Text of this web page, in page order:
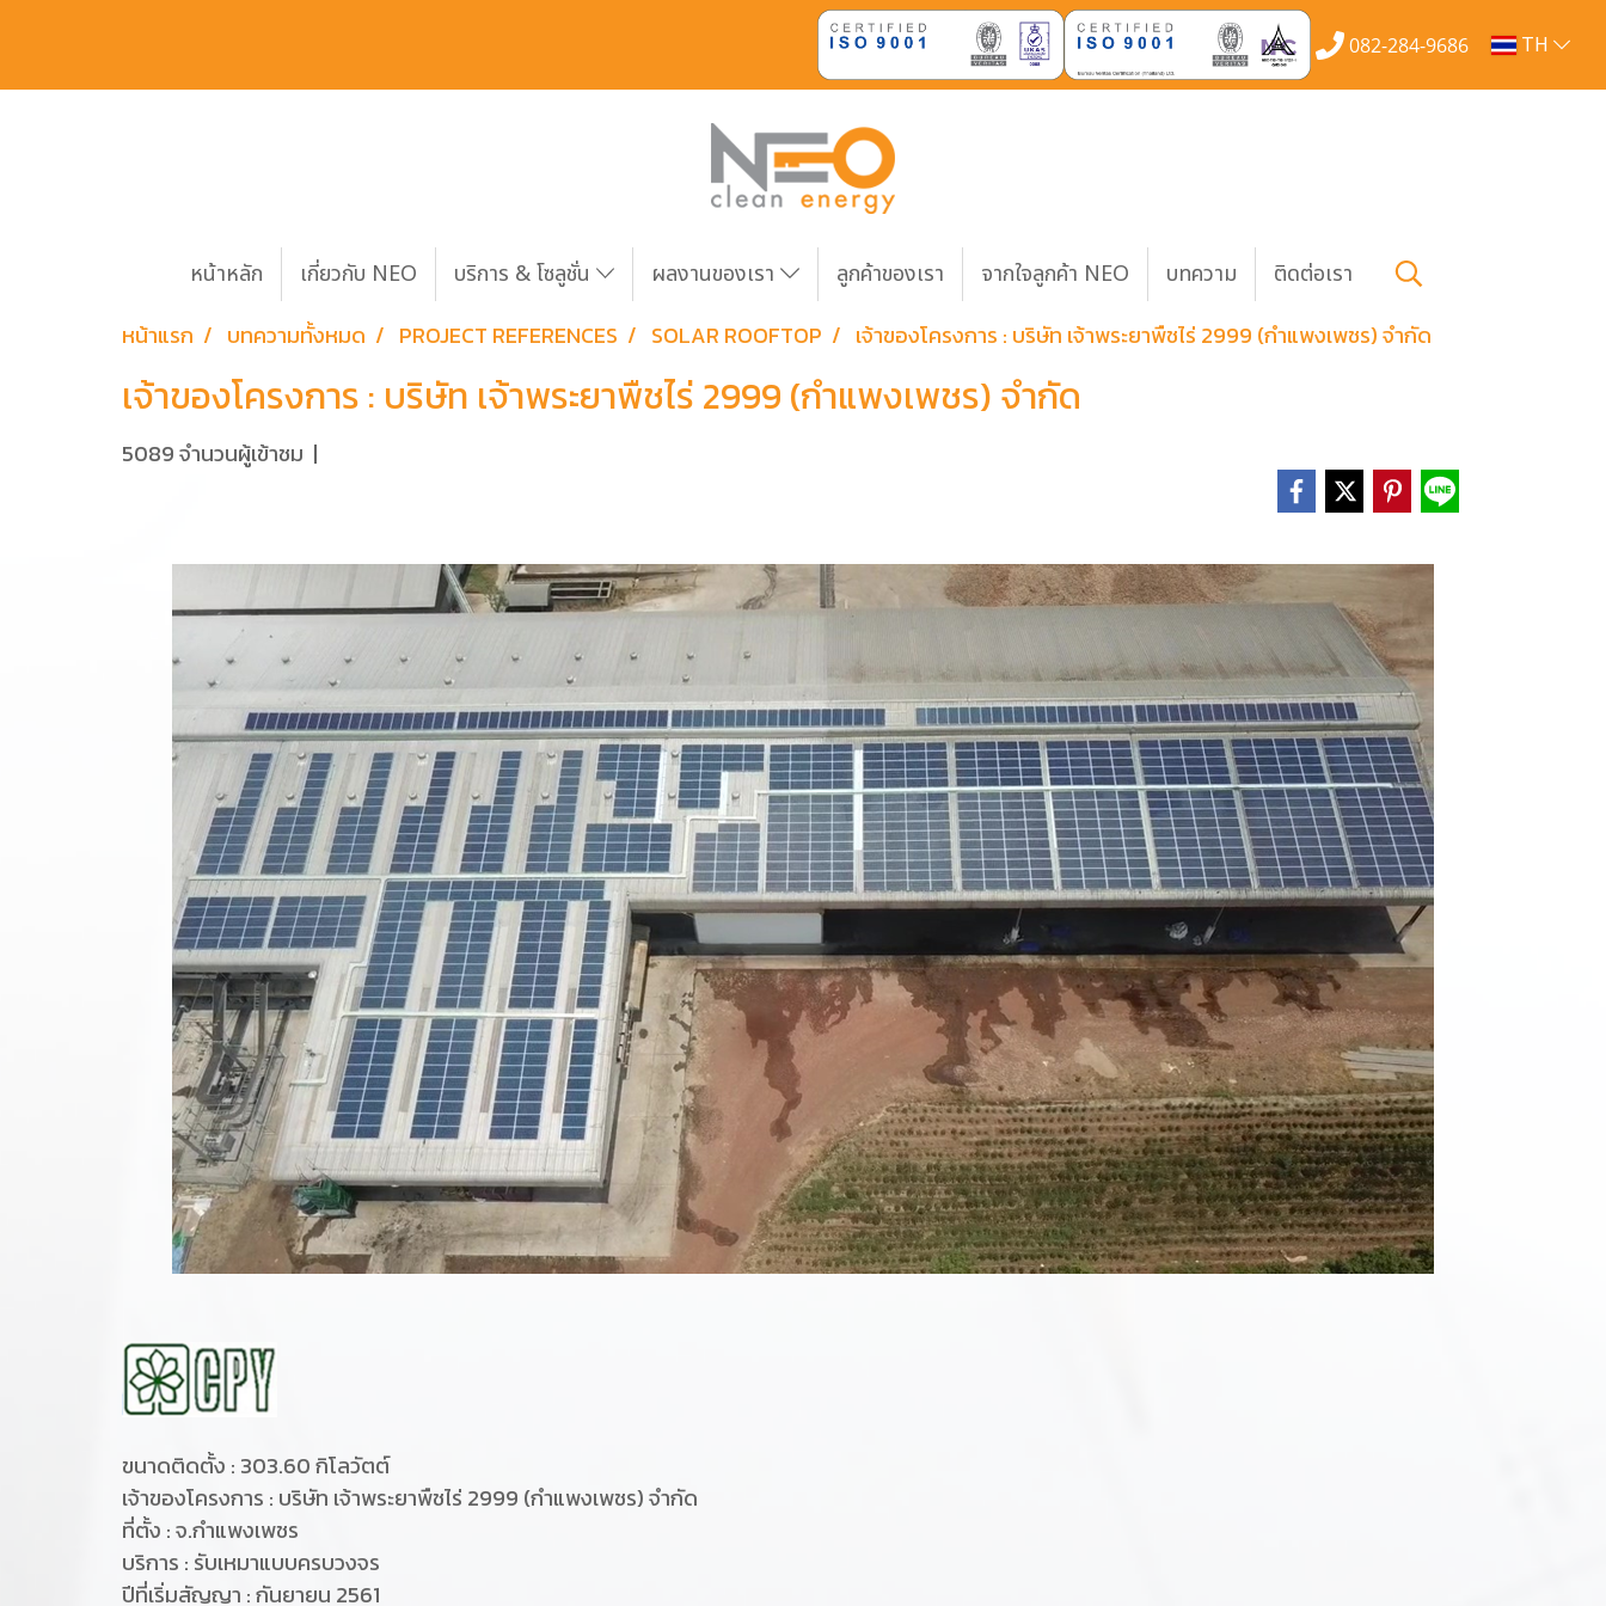
082-284-9686 TH
หน้าหลัก เกี่ยวกับ NEO บริการ & โซลูชั่น ผลงานของเรา ลูกค้าของเรา จากใจลูกค้า NEO บทความ
ติดต่อเรา
หน้าแรก
บทความทั้งหมด PROJECT REFERENCES SOLAR ROOFTOP เจ้าของโครงการ : บริษัท เจ้าพระยาพืชไร่ 2999 (กำแพงเพชร) จำกัด
เจ้าของโครงการ : บริษัท เจ้าพระยาพืชไร่ 2999 (กำแพงเพชร) จำกัด
5089 จำนวนผู้เข้าชม |
ขนาดติดตั้ง : 303.60 กิโลวัตต์
เจ้าของโครงการ : บริษัท เจ้าพระยาพืชไร่ 2999 (กำแพงเพชร) จำกัด
ที่ตั้ง : จ.กำแพงเพชร
บริการ : รับเหมาแบบครบวงจร
ปีที่เริ่มสัญญา : กันยายน 2561